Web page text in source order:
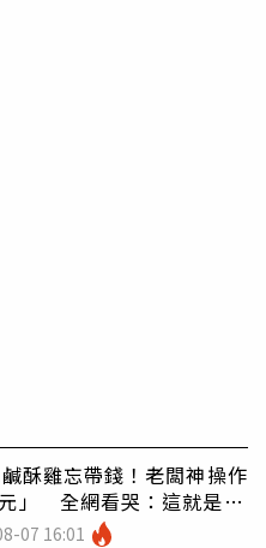
酥雞忘帶錢！老闆神操作
元」 全網看哭：這就是台
07 16:01